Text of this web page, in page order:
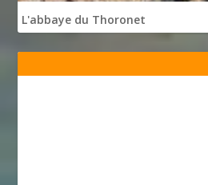
L'abbaye du Thoronet